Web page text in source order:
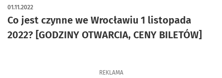
Co jest czynne we Wrocławiu 1 listopada
2022? [GODZINY OTWARCIA, CENY BILETÓW]
01.11.2022
REKLAMA